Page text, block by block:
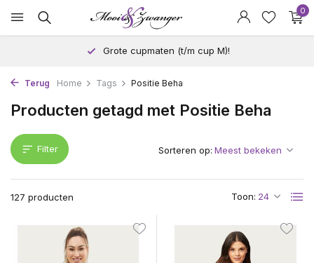
0
Grote cupmaten (t/m cup M)!
Terug Home Tags Positie Beha
Producten getagd met Positie Beha
Filter
127 producten Toon:
Sorteren op: